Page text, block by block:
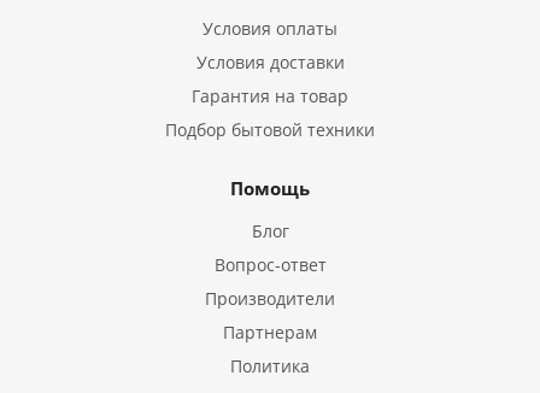
Условия оплаты
Условия доставки
Гарантия на товар
Подбор бытовой техники
Помощь
Блог
Вопрос-ответ
Производители
Партнерам
Политика